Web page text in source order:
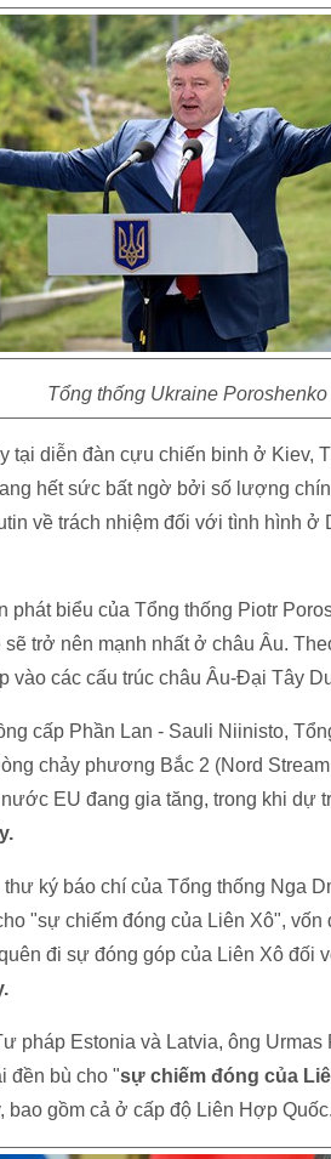
Tổng thống Ukraine Poroshenko
tại diễn đàn cựu chiến binh ở Kiev,
hết sức bất ngờ bởi số lượng
về trách nhiệm đối với tình hình
phát biểu của Tổng thống Piotr
trở nên mạnh nhất ở châu Âu.
vào các cấu trúc châu Âu-Đại Tây
cấp Phần Lan - Sauli Niinisto,
chảy phương Bắc 2 (Nord
EU đang gia tăng, trong khi dự
ký báo chí của Tổng thống Nga
"sự chiếm đóng của Liên Xô",
đi sự đóng góp của Liên Xô đối
pháp Estonia và Latvia, ông Urmas
đền bù cho "sự chiếm đóng của
bao gồm cả ở cấp độ Liên Hợp Quốc.